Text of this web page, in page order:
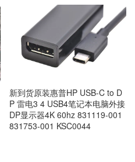
新到货原装惠普HP USB-C to D
P 雷电3 4 USB4笔记本电脑外接
DP显示器4K 60hz 831119-001
831753-001 KSC0044